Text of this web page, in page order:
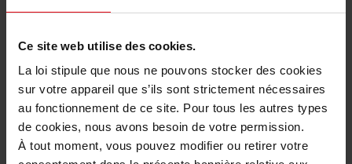
Ce site web utilise des cookies.
La loi stipule que nous ne pouvons stocker des cookies
sur votre appareil que s’ils sont strictement nécessaires
au fonctionnement de ce site. Pour tous les autres types
de cookies, nous avons besoin de votre permission.
À tout moment, vous pouvez modifier ou retirer votre
Beschrijving
Karakteristieken